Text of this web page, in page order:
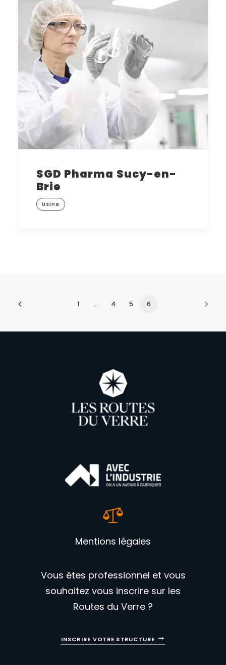
SGD Pharma Sucy-en-
Brie
Usine
1 … 4 5 6
Mentions légales
Vous êtes professionnel et vous
souhaitez vous inscrire sur les
Routes du Verre ?
INSCRIRE VOTRE STRUCTURE